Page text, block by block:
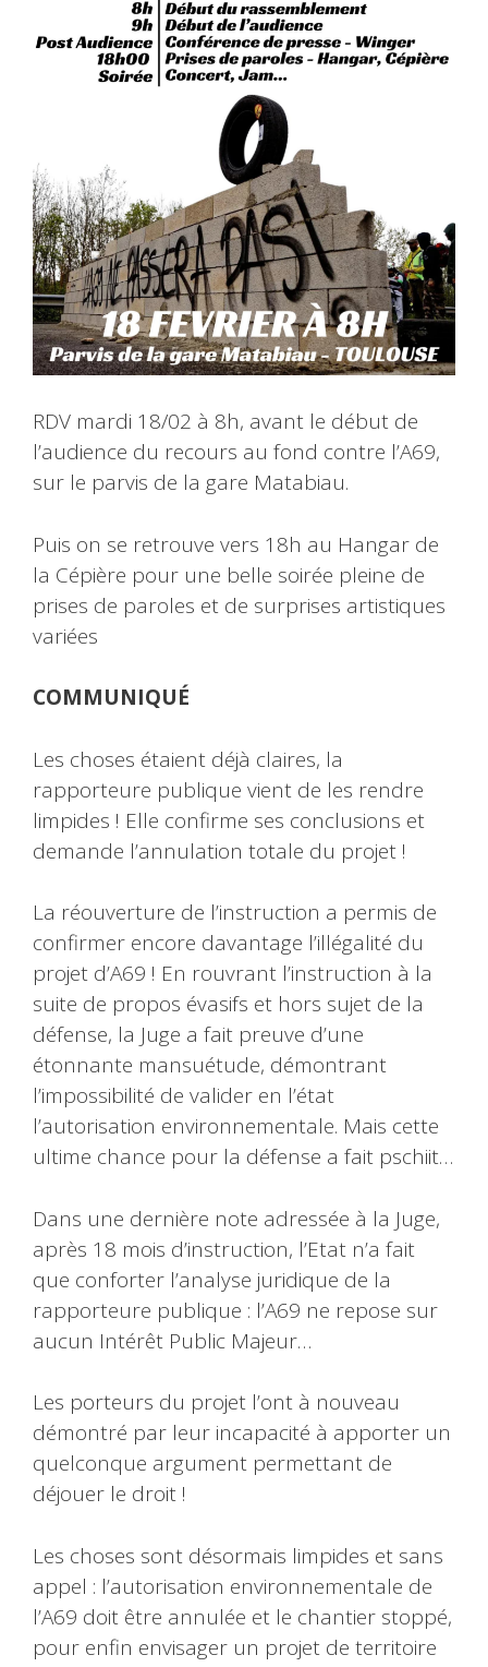
RDV mardi 18/02 à 8h, avant le début de
l’audience du recours au fond contre l’A69,
sur le parvis de la gare Matabiau.
Puis on se retrouve vers 18h au Hangar de
la Cépière pour une belle soirée pleine de
prises de paroles et de surprises artistiques
variées
COMMUNIQUÉ
Les choses étaient déjà claires, la
rapporteure publique vient de les rendre
limpides ! Elle confirme ses conclusions et
demande l’annulation totale du projet !
La réouverture de l’instruction a permis de
confirmer encore davantage l’illégalité du
projet d’A69 ! En rouvrant l’instruction à la
suite de propos évasifs et hors sujet de la
défense, la Juge a fait preuve d’une
étonnante mansuétude, démontrant
l’impossibilité de valider en l’état
l’autorisation environnementale. Mais cette
ultime chance pour la défense a fait pschiit…
Dans une dernière note adressée à la Juge,
après 18 mois d’instruction, l’Etat n’a fait
que conforter l’analyse juridique de la
rapporteure publique : l’A69 ne repose sur
aucun Intérêt Public Majeur…
Les porteurs du projet l’ont à nouveau
démontré par leur incapacité à apporter un
quelconque argument permettant de
déjouer le droit !
Les choses sont désormais limpides et sans
appel : l’autorisation environnementale de
l’A69 doit être annulée et le chantier stoppé,
pour enfin envisager un projet de territoire